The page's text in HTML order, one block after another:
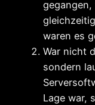
gegangen,
waren es
War nicht
sondern
Lage war,